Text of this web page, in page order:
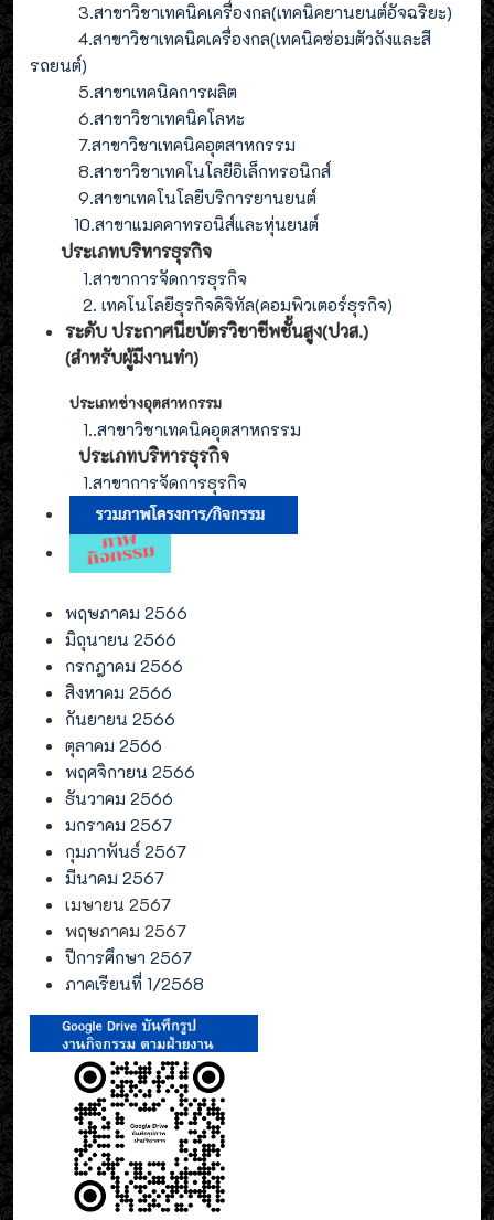
3.สาขาวิชาเทคนิคเครื่องกล(เทคนิคยานยนต์อัจฉริยะ)
4.สาขาวิชาเทคนิคเครื่องกล(เทคนิคซ่อมตัวถังและสี
รถยนต์)
5.สาขาเทคนิคการผลิต
6.สาขาวิชาเทคนิคโลหะ
7.สาขาวิชาเทคนิคอุตสาหกรรม
8.สาขาวิชาเทคโนโลยีอิเล็กทรอนิกส์
9.สาขาเทคโนโลยีบริการยานยนต์
10.สาขาแมคคาทรอนิส์และหุ่นยนต์
ประเภทบริหารธุรกิจ
1.สาขาการจัดการธุรกิจ
2. เทคโนโลยีธุรกิจดิจิทัล(คอมพิวเตอร์ธุรกิจ)
ระดับ ประกาศนียบัตรวิชาชีพชั้นสูง(ปวส.)
(สำหรับผู้มีงานทำ)
ประเภทช่างอุตสาหกรรม
1..สาขาวิชาเทคนิคอุตสาหกรรม
ประเภทบริหารธุรกิจ
1.สาขาการจัดการธุรกิจ
พฤษภาคม 2566
มิถุนายน 2566
กรกฎาคม 2566
สิงหาคม 2566
กันยายน 2566
ตุลาคม 2566
พฤศจิกายน 2566
ธันวาคม 2566
มกราคม 2567
กุมภาพันธ์ 2567
มีนาคม 2567
เมษายน 2567
พฤษภาคม 2567
ปีการศึกษา 2567
ภาคเรียนที่ 1/2568